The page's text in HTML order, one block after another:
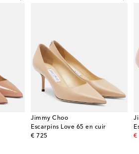
Jimmy Choo
Escarpins Love 65 en cuir
€ 725
original price
€